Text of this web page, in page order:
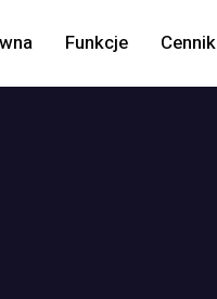
Funkcje Cennik